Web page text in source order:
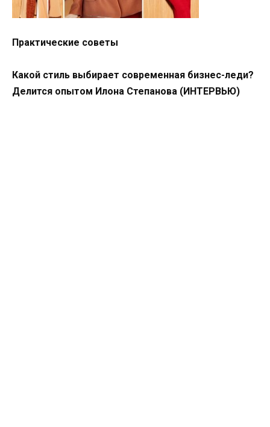
Практические советы
Какой стиль выбирает современная бизнес-леди?
Делится опытом Илона Степанова (ИНТЕРВЬЮ)